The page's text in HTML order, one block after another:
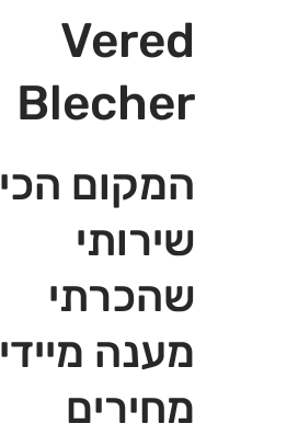
Vered
Blecher
המקום הכי
שירותי
שהכרתי
מענה מיידי
מחירים